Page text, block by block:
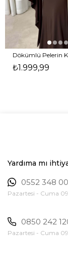
₺1.999,99
Yardıma mı
0552 348
Pazartesi - Cuma
0850 242
Pazartesi - Cuma